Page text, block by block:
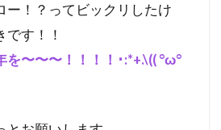
ー！？ってビックリしたけ
す！！
を〜〜〜！！！！･:*+.\(( °ω°